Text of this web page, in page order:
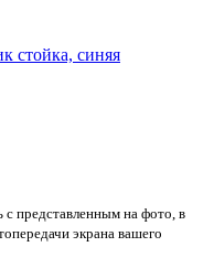
стойка, синяя
с представленным на фото, в
экрана вашего